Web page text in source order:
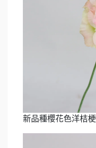
新品種櫻花色洋桔梗